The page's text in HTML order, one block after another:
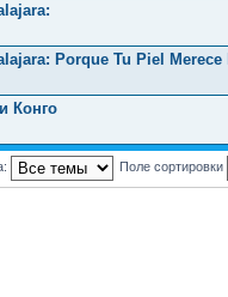
Porque Tu Piel Merece
Конго
Поле сортировки